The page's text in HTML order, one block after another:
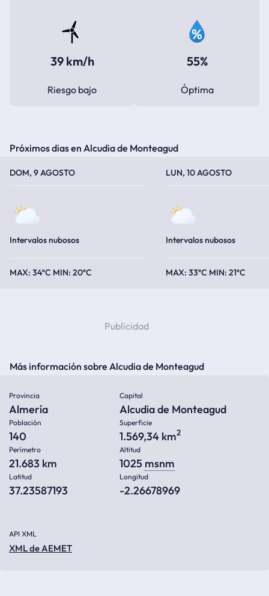
39 km/h
Riesgo bajo
55%
Óptima
Próximos dias en Alcudia de Monteagud
DOM, 9 AGOSTO
Intervalos nubosos
34ºC 20ºC
LUN, 10 AGOSTO
Intervalos nubosos
33ºC 21ºC
Más información sobre Alcudia de Monteagud
Provincia
Almería
Capital
Alcudia de Monteagud
Población
140
Superficie
1.569,34 km2
Perímetro
21.683 km
Altitud
1025 msnm
Latitud
37.23587193
Longitud
-2.26678969
API XML
XML de AEMET